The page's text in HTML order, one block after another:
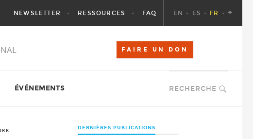
EN ES FR +
NEWSLETTER RESSOURCES FAQ
FAIRE UN DON
RECHERCHE
ÉVÉNEMENTS
DERNIÈRES PUBLICATIONS